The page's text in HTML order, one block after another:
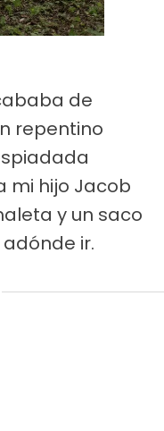
de
repentino
mi hijo Jacob
y un saco
ir.